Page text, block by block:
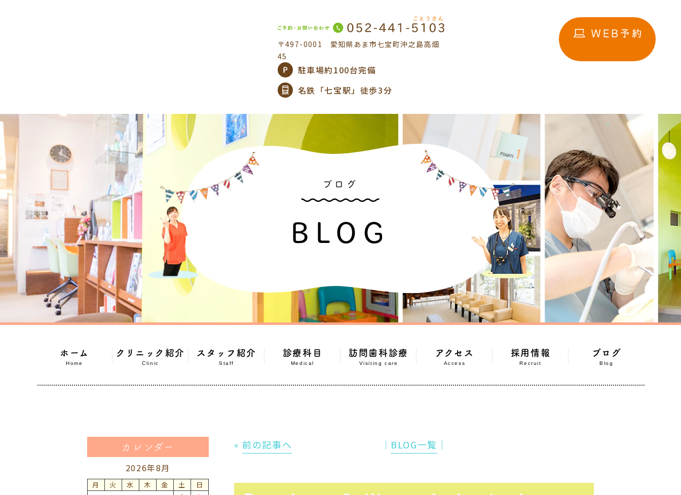
〒497-0001 愛知県あま市七宝町沖之島高畑
45
駐車場約100台完備
名鉄「七宝駅」徒歩3分
ブログ
BLOG
ホーム
Home
クリニック紹介
Clinic
スタッフ紹介
Staff
診療科目
Medical
訪問歯科診療
Visiting care
アクセス
Access
採用情報
Recruit
ブログ
Blog
« 前の記事へ │ BLOG一覧 │
カレンダー
2026年8月
月 火 水 木 金 土 日